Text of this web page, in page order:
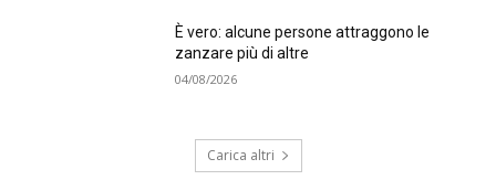
È vero: alcune persone attraggono le
zanzare più di altre
04/08/2026
Carica altri